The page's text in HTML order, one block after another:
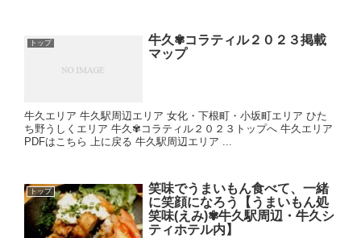
トップ
牛久✾コラティル２０２３掲載
マップ
牛久エリア 牛久駅周辺エリア 女化・下根町・小坂町エリア ひた
ち野うしくエリア 牛久✾コラティル２０２３トップへ 牛久エリア
PDFはこちら 上に戻る 牛久駅周辺エリア ...
トップ
笑味でうまいもん食べて、一緒
に笑顔になろう【うまいもん処
笑味(えみ)✾牛久駅周辺・牛久シ
ティホテル内】